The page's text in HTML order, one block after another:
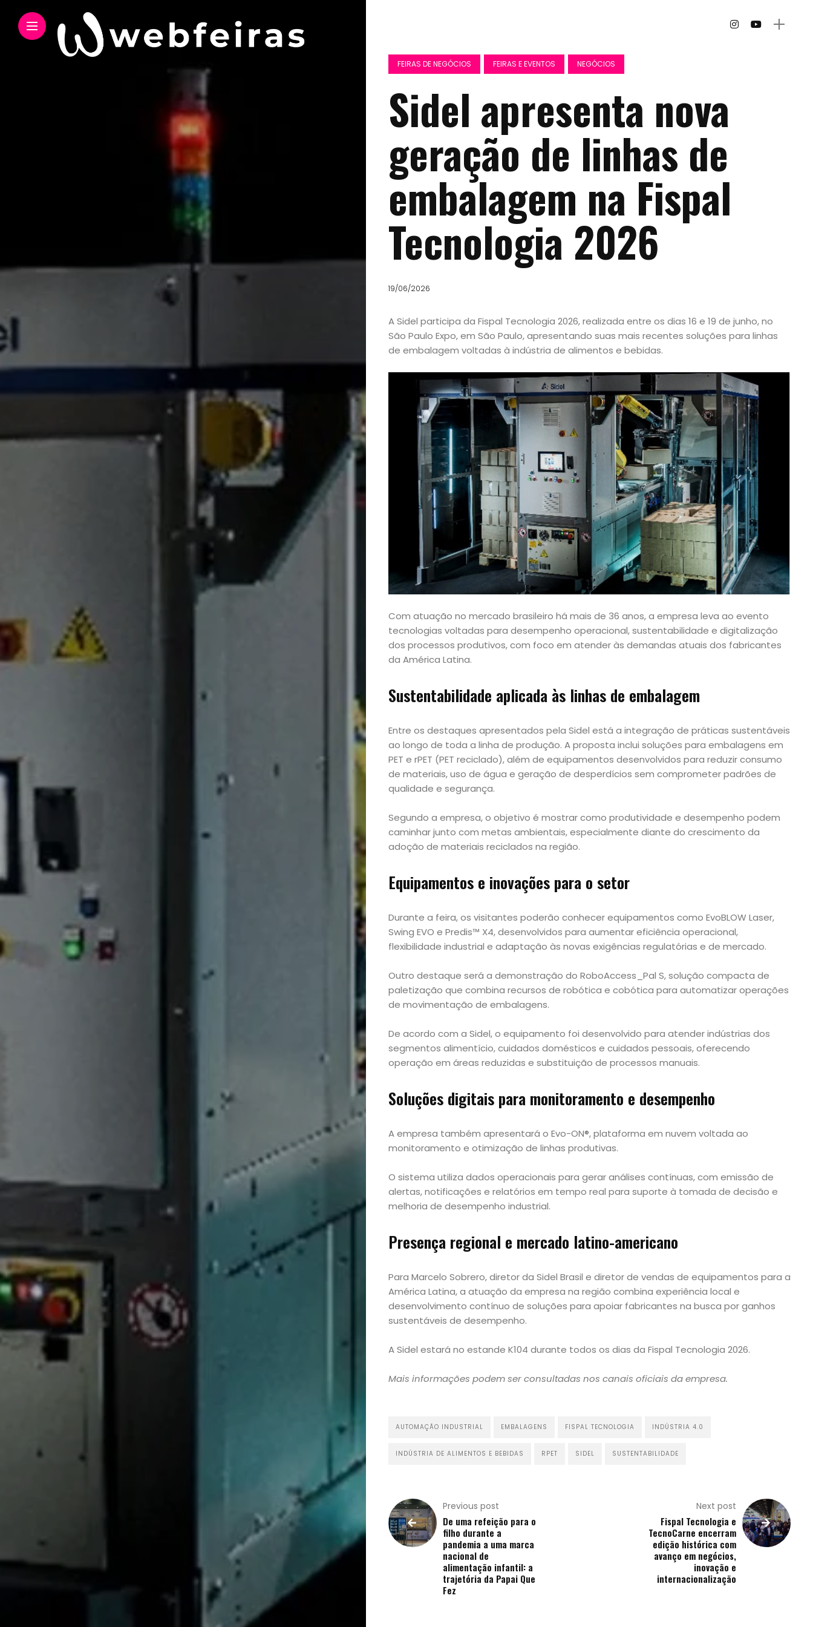
Home
Arte
e
Entretenimento
Empreendedorismo
Feiras
e
Eventos
Gastronomia
Negócios
Notícias
Viagens
e
Turismo
FEIRAS DE NEGÓCIOS FEIRAS E EVENTOS NEGÓCIOS
Sidel apresenta nova
geração de linhas de
embalagem na Fispal
Tecnologia 2026
19/06/2026
A Sidel participa da Fispal Tecnologia 2026, realizada entre os dias 16 e 19 de junho, no
São Paulo Expo, em São Paulo, apresentando suas mais recentes soluções para linhas
de embalagem voltadas à indústria de alimentos e bebidas.
Com atuação no mercado brasileiro há mais de 36 anos, a empresa leva ao evento
tecnologias voltadas para desempenho operacional, sustentabilidade e digitalização
dos processos produtivos, com foco em atender às demandas atuais dos fabricantes
da América Latina.
Sustentabilidade aplicada às linhas de embalagem
Entre os destaques apresentados pela Sidel está a integração de práticas sustentáveis
ao longo de toda a linha de produção. A proposta inclui soluções para embalagens em
PET e rPET (PET reciclado), além de equipamentos desenvolvidos para reduzir consumo
de materiais, uso de água e geração de desperdícios sem comprometer padrões de
qualidade e segurança.
Segundo a empresa, o objetivo é mostrar como produtividade e desempenho podem
caminhar junto com metas ambientais, especialmente diante do crescimento da
adoção de materiais reciclados na região.
Equipamentos e inovações para o setor
Durante a feira, os visitantes poderão conhecer equipamentos como EvoBLOW Laser,
Swing EVO e Predis™ X4, desenvolvidos para aumentar eficiência operacional,
flexibilidade industrial e adaptação às novas exigências regulatórias e de mercado.
Outro destaque será a demonstração do RoboAccess_Pal S, solução compacta de
paletização que combina recursos de robótica e cobótica para automatizar operações
de movimentação de embalagens.
De acordo com a Sidel, o equipamento foi desenvolvido para atender indústrias dos
segmentos alimentício, cuidados domésticos e cuidados pessoais, oferecendo
operação em áreas reduzidas e substituição de processos manuais.
Soluções digitais para monitoramento e desempenho
A empresa também apresentará o Evo-ON®, plataforma em nuvem voltada ao
monitoramento e otimização de linhas produtivas.
O sistema utiliza dados operacionais para gerar análises contínuas, com emissão de
alertas, notificações e relatórios em tempo real para suporte à tomada de decisão e
melhoria de desempenho industrial.
Presença regional e mercado latino-americano
Para Marcelo Sobrero, diretor da Sidel Brasil e diretor de vendas de equipamentos para a
América Latina, a atuação da empresa na região combina experiência local e
desenvolvimento contínuo de soluções para apoiar fabricantes na busca por ganhos
sustentáveis de desempenho.
A Sidel estará no estande K104 durante todos os dias da Fispal Tecnologia 2026.
Mais informações podem ser consultadas nos canais oficiais da empresa.
AUTOMAÇÃO INDUSTRIAL EMBALAGENS FISPAL TECNOLOGIA INDÚSTRIA 4.0
INDÚSTRIA DE ALIMENTOS E BEBIDAS RPET SIDEL SUSTENTABILIDADE
Previous post
De uma refeição para o
filho durante a
pandemia a uma marca
nacional de
alimentação infantil: a
trajetória da Papai Que
Fez
Next post
Fispal Tecnologia e
TecnoCarne encerram
edição histórica com
avanço em negócios,
inovação e
internacionalização